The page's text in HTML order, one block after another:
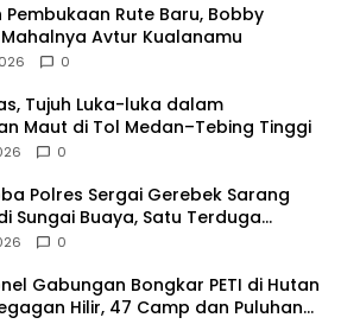
Pembukaan Rute Baru, Bobby
Avtur Kualanamu
0
Tujuh Luka-luka dalam
Maut di Tol Medan–Tebing Tinggi
0
Polres Sergai Gerebek Sarang
Sungai Buaya, Satu Terduga
0
Gabungan Bongkar PETI di Hutan
Hilir, 47 Camp dan Puluhan